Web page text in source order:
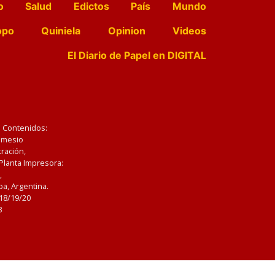
Salud Edictos País
Mundo
Quiniela Opinion
Videos
El Diario de Papel en DIGITAL
Impresora:
Argentina.
19/20